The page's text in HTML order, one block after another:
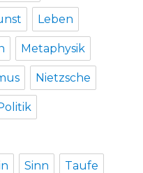
Leben
Metaphysik
Nietzsche
Sinn Taufe